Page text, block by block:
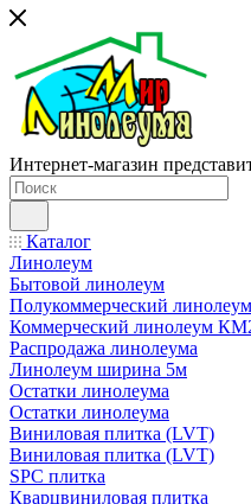
Интернет-магазин
Каталог
Линолеум
Бытовой линолеум
Полукоммерческий линолеум
Коммерческий линолеум
Распродажа линолеума
Линолеум ширина 5м
Остатки линолеума
Остатки линолеума
Виниловая плитка (LVT)
Виниловая плитка (LVT)
SPC плитка
Кварцвиниловая плитка